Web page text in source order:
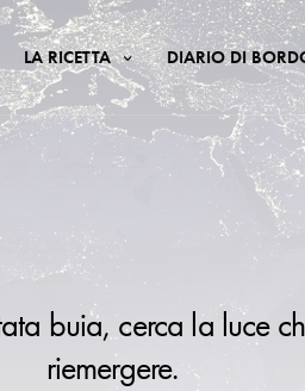
LA RICETTA DIARIO DI
buia, cerca la luce
riemergere.